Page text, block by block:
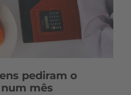
pediram o
mês